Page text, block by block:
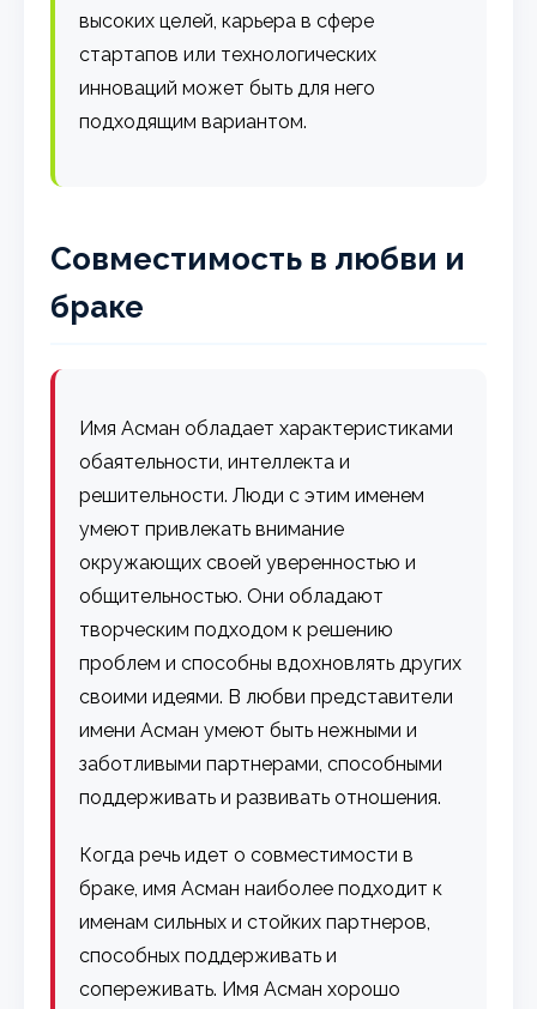
высоких целей, карьера в сфере
стартапов или технологических
инноваций может быть для него
подходящим вариантом.
Совместимость в любви и
браке
Имя Асман обладает характеристиками
обаятельности, интеллекта и
решительности. Люди с этим именем
умеют привлекать внимание
окружающих своей уверенностью и
общительностью. Они обладают
творческим подходом к решению
проблем и способны вдохновлять других
своими идеями. В любви представители
имени Асман умеют быть нежными и
заботливыми партнерами, способными
поддерживать и развивать отношения.
Когда речь идет о совместимости в
браке, имя Асман наиболее подходит к
именам сильных и стойких партнеров,
способных поддерживать и
сопереживать. Имя Асман хорошо